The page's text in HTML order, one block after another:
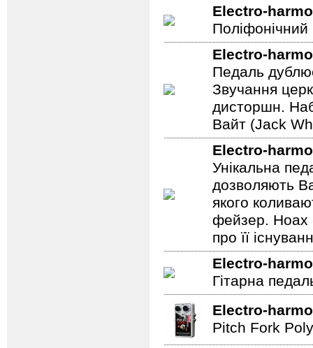
Electro-
Поліфонічний
Electro-
Педаль
Звучання
дисторшн.
Вайт (Jack
Electro-
Унікальна
дозволяють
якого
фейзер. Hoax
про її
Electro-
Гітарна
Electro-
Pitch Fork